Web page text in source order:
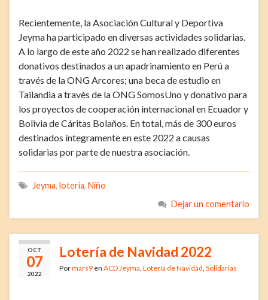
Recientemente, la Asociación Cultural y Deportiva
Jeyma ha participado en diversas actividades solidarias.
A lo largo de este año 2022 se han realizado diferentes
donativos destinados a un apadrinamiento en Perú a
través de la ONG Arcores; una beca de estudio en
Tailandia a través de la ONG SomosUno y donativo para
los proyectos de cooperación internacional en Ecuador y
Bolivia de Cáritas Bolaños. En total, más de 300 euros
destinados íntegramente en este 2022 a causas
solidarias por parte de nuestra asociación.
Jeyma, loteria, Niño
Dejar un comentario
OCT
07
2022
Lotería de Navidad 2022
Pormars9 en ACD Jeyma Lotería de Navidad Solidarias